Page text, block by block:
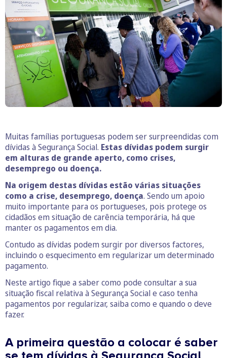
Muitas famílias portuguesas podem ser surpreendidas com
dívidas à Segurança Social. Estas dívidas podem surgir
em alturas de grande aperto, como crises,
desemprego ou doença.
Na origem destas dívidas estão várias situações
como a crise, desemprego, doença. Sendo um apoio
muito importante para os portugueses, pois protege os
cidadãos em situação de carência temporária, há que
manter os pagamentos em dia.
Contudo as dívidas podem surgir por diversos factores,
incluindo o esquecimento em regularizar um determinado
pagamento.
Neste artigo fique a saber como pode consultar a sua
situação fiscal relativa à Segurança Social e caso tenha
pagamentos por regularizar, saiba como e quando o deve
fazer.
A primeira questão a colocar é saber